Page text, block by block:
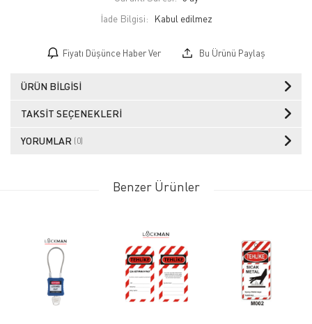
İade Bilgisi:
Fiyatı Düşünce Haber Ver Bu Ürünü Paylaş
ÜRÜN BILGISI
TAKSIT SEÇENEKLERI
YORUMLAR (0)
Benzer Ürünler